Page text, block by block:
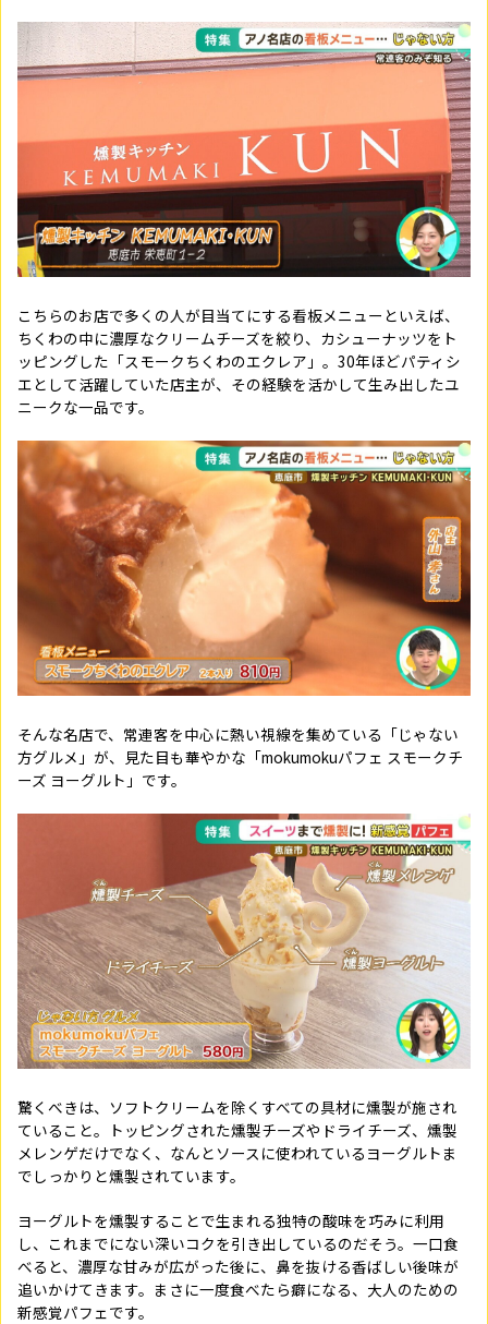
こちらのお店で多くの人が目当てにする看板メニューといえば、
ちくわの中に濃厚なクリームチーズを絞り、カシューナッツをト
ッピングした「スモークちくわのエクレア」。30年ほどパティシ
エとして活躍していた店主が、その経験を活かして生み出したユ
ニークな一品です。
そんな名店で、常連客を中心に熱い視線を集めている「じゃない
方グルメ」が、見た目も華やかな「mokumokuパフェ スモークチ
ーズ ヨーグルト」です。
驚くべきは、ソフトクリームを除くすべての具材に燻製が施され
ていること。トッピングされた燻製チーズやドライチーズ、燻製
メレンゲだけでなく、なんとソースに使われているヨーグルトま
でしっかりと燻製されています。
ヨーグルトを燻製することで生まれる独特の酸味を巧みに利用
し、これまでにない深いコクを引き出しているのだそう。一口食
べると、濃厚な甘みが広がった後に、鼻を抜ける香ばしい後味が
追いかけてきます。まさに一度食べたら癖になる、大人のための
新感覚パフェです。